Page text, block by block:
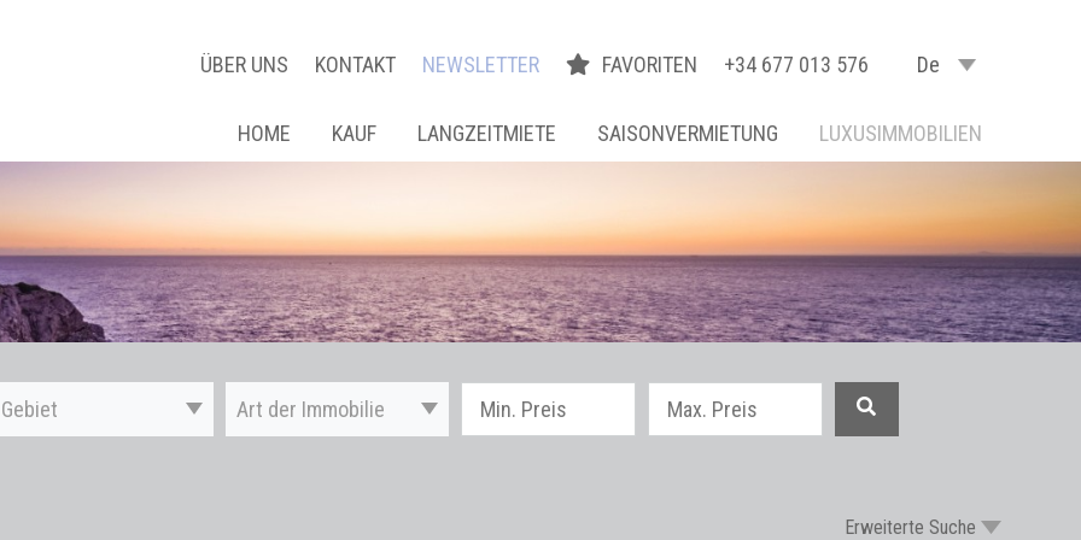
ÜBER UNS KONTAKT NEWSLETTER FAVORITEN +34 677 013 576 De
HOME KAUF LANGZEITMIETE SAISONVERMIETUNG LUXUSIMMOBILIEN
Gebiet Art der Immobilie
Erweiterte Suche